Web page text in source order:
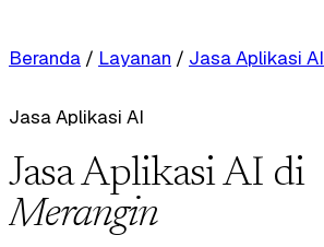
Beranda / Layanan / Jasa Aplikasi AI
Jasa Aplikasi AI
Jasa Aplikasi AI di
Merangin